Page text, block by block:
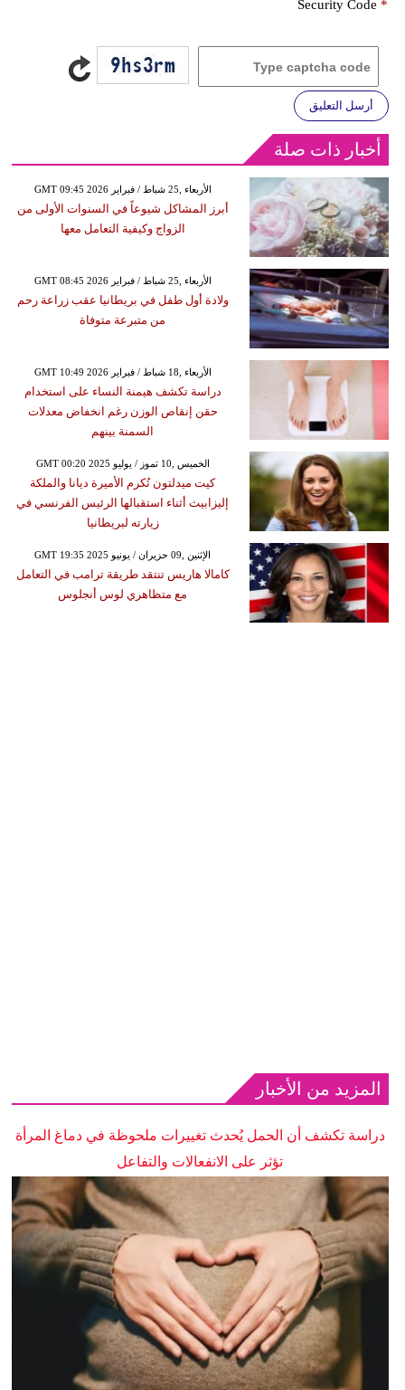
Security Code *
أرسل التعليق
أخبار ذات صلة
GMT 09:45 2026 الأربعاء ,25 شباط / فبراير
أبرز المشاكل شيوعاً في السنوات الأولى من
الزواج وكيفية التعامل معها
GMT 08:45 2026 الأربعاء ,25 شباط / فبراير
ولادة أول طفل في بريطانيا عقب زراعة رحم
من متبرعة متوفاة
GMT 10:49 2026 الأربعاء ,18 شباط / فبراير
دراسة تكشف هيمنة النساء على استخدام
حقن إنقاص الوزن رغم انخفاض معدلات
السمنة بينهم
GMT 00:20 2025 الخميس ,10 تموز / يوليو
كيت ميدلتون تُكرم الأميرة ديانا والملكة
إليزابيث أثناء استقبالها الرئيس الفرنسي في
زيارته لبريطانيا
GMT 19:35 2025 الإثنين ,09 حزيران / يونيو
كامالا هاريس تنتقد طريقة ترامب في التعامل
مع متظاهري لوس أنجلوس
المزيد من الأخبار
دراسة تكشف أن الحمل يُحدث تغييرات ملحوظة في دماغ المرأة
تؤثر على الانفعالات والتفاعل